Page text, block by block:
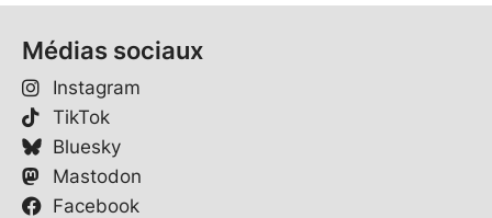
Médias sociaux
Instagram
TikTok
Bluesky
Mastodon
Facebook